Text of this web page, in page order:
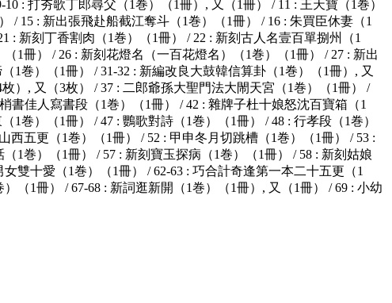
: 打夯歌丁郎尋父（1巻）（1冊）, 又（1冊） / 11 : 王天寶（1巻）
/ 15 : 新出張飛赴船截江奪斗（1巻）（1冊） / 16 : 朱買臣休妻（1
: 新刻丁香割肉（1巻）（1冊） / 22 : 新刻古人名壹百單捌州（1
1冊） / 26 : 新刻花燈名（一百花燈名）（1巻）（1冊） / 27 : 新出
1巻）（1冊） / 31-32 : 新編改良大鼓韓信算卦（1巻）（1冊）, 又
）, 又（3枚） / 37 : 二郎爺孫大聖門法大閙天宮（1巻）（1冊） /
書佳人寫書段（1巻）（1冊） / 42 : 雜牌子杜十娘怒沈百寶箱（1
巻）（1冊） / 47 : 鸚歌對詩（1巻）（1冊） / 48 : 行孝段（1巻）
西五更（1巻）（1冊） / 52 : 甲申冬月切跳槽（1巻）（1冊） / 53 :
1巻）（1冊） / 57 : 新刻寶玉探病（1巻）（1冊） / 58 : 新刻姑娘
雙十愛（1巻）（1冊） / 62-63 : 巧合計奇逢第一本二十五更（1
（1冊） / 67-68 : 新詞逛新開（1巻）（1冊）, 又（1冊） / 69 : 小幼